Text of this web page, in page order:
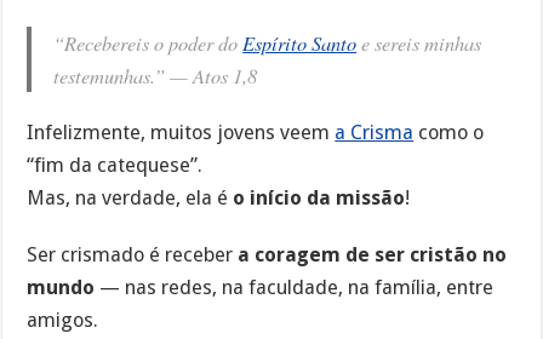
“Recebereis o poder do Espírito Santoe sereis minhas
testemunhas.” —Atos 1,8
Infelizmente, muitos jovens veem a Crisma como o
“fim da catequese”.
Mas, na verdade, ela é o início da missão!
Ser crismado é receber a coragem de ser cristão no
mundo — nas redes, na faculdade, na família, entre
amigos.